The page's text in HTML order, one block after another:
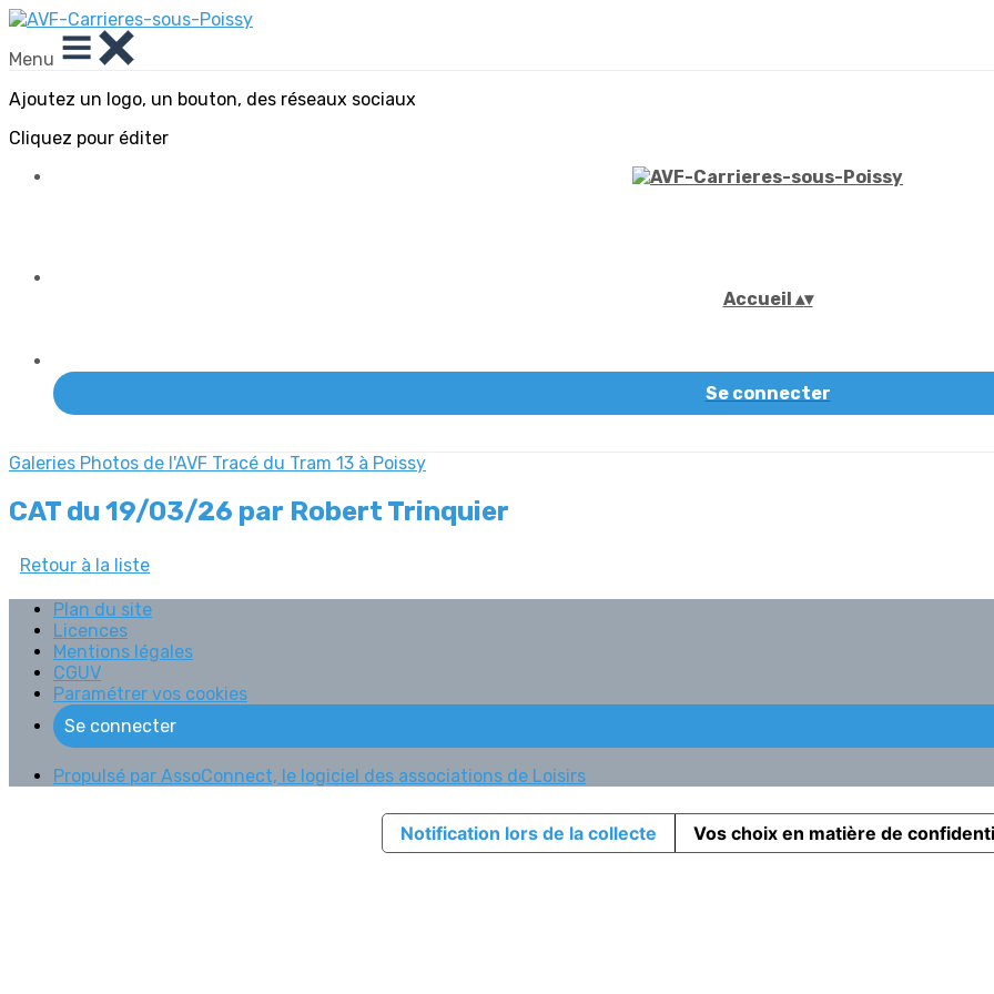
Menu
Ajoutez un logo, un bouton, des réseaux sociaux
Cliquez pour éditer
Accueil ▴▾
Se connecter
Galeries Photos de l'AVF Tracé du Tram 13 à Poissy
CAT du 19/03/26 par Robert Trinquier
Retour à la liste
Plan du site
Licences
Mentions légales
CGUV
Paramétrer vos cookies
Se connecter
Propulsé par AssoConnect, le logiciel des associations de Loisirs
Notification lors de la collecte Vos choix en matière de